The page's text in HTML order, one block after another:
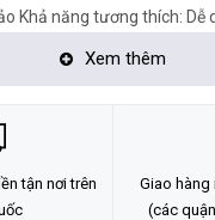
Khả năng tương thích: Dễ
chiều: Với hỗ trợ liên lạc
cuộc trò chuyện hai chiều
từ bất cứ đâu. Thích hợp cho
Xem thêm
tận nơi trên
Giao hàng
(các